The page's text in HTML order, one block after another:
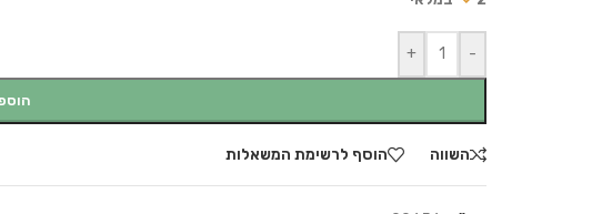
-
+
השווה הוסף לרשימת המשאלות